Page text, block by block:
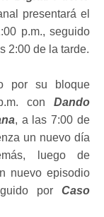
presentará el
p.m., seguido
2:00 de la tarde.
por su bloque
con Dando
, a las 7:00 de
un nuevo día
luego de
nuevo episodio
porCaso